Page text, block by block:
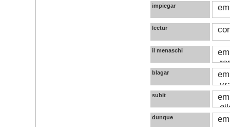
impiegar
lectur
il menaschi
blagar
subit
dunque